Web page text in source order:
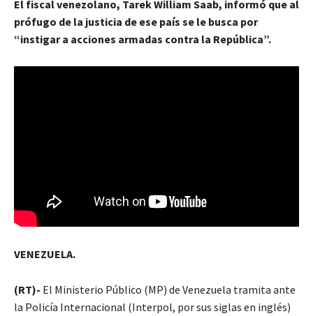
El fiscal venezolano, Tarek William Saab, informó que al
prófugo de la justicia de ese país se le busca por
“instigar a acciones armadas contra la República”.
VENEZUELA.
(RT)- El Ministerio Público (MP) de Venezuela tramita ante
la Policía Internacional (Interpol, por sus siglas en inglés)